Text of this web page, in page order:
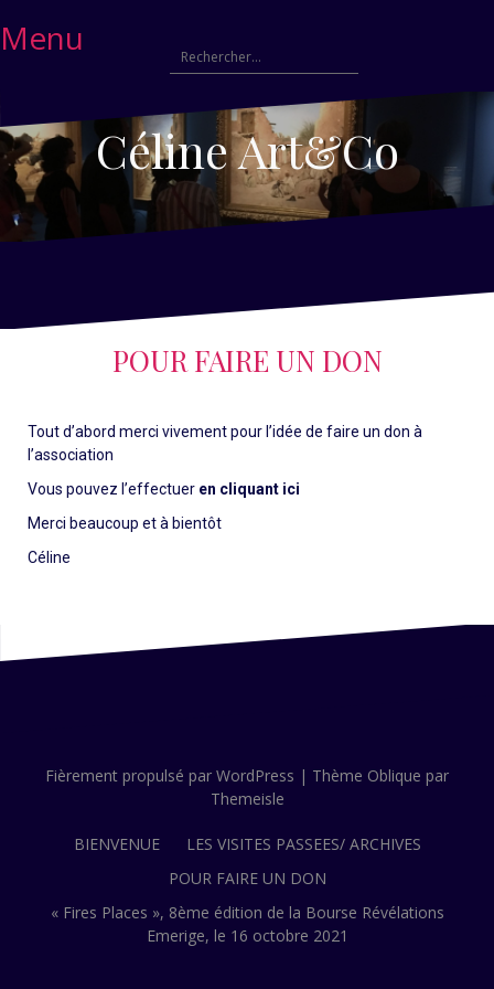
Menu
Céline Art&Co
POUR FAIRE UN DON
Tout d’abord merci vivement pour l’idée de faire un don à
l’association
Vous pouvez l’effectuer en cliquant ici
Merci beaucoup et à bientôt
Céline
Fièrement propulsé par WordPress | Thème Oblique par
Themeisle
BIENVENUE
LES VISITES PASSEES/ ARCHIVES
POUR FAIRE UN DON
« Fires Places », 8ème édition de la Bourse Révélations
Emerige, le 16 octobre 2021